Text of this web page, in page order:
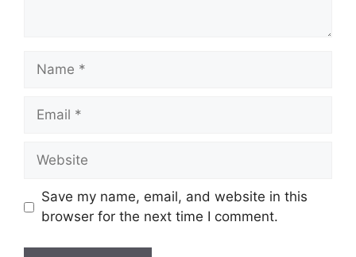
Name
Email
Website
Save my name, email, and website in this
browser for the next time I comment.